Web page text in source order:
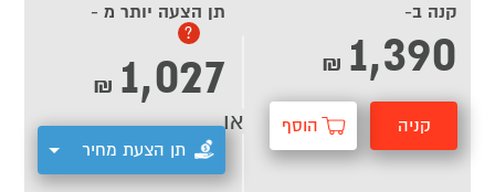
קנה ב-
1,390
₪
קניה הוסף
תן הצעה יותר מ -
?
1,027
₪
תן הצעת מחיר
או